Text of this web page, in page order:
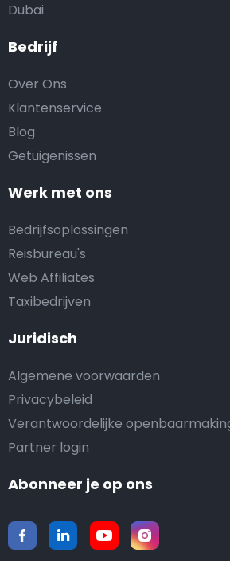
Bedrijf
Over Ons
Klantenservice
Blog
Getuigenissen
Werk met ons
Bedrijfsoplossingen
Reisbureau's
Web Affiliates
Taxibedrijven
Juridisch
Algemene voorwaarden
Privacybeleid
Verantwoordelijke
Partner login
Dubai
Abonneer je op ons